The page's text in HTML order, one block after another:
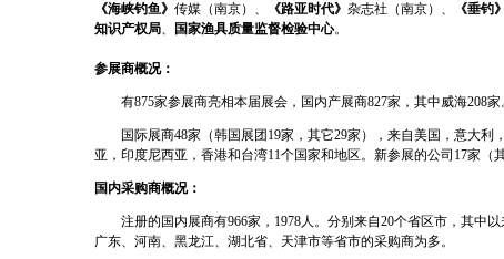
《海峡钓鱼》 传媒（南京）、 《路亚时代》 杂志社（南京）、 《垂钓》
知识产权局、 国家渔具质量监督检验中心。
参展商概况：
有875家参展商亮相本届展会，国内产展商827家，其中威海208家
国际展商48家（韩国展团19家，其它29家），来自美国，意大
亚，印度尼西亚，香港和台湾11个国家和地区。新参展的公司17家（
国内采购商概况：
注册的国内展商有966家，1978人。分别来自20个省区市，其中
广东、河南、黑龙江、湖北省、天津市等省市的采购商为多。